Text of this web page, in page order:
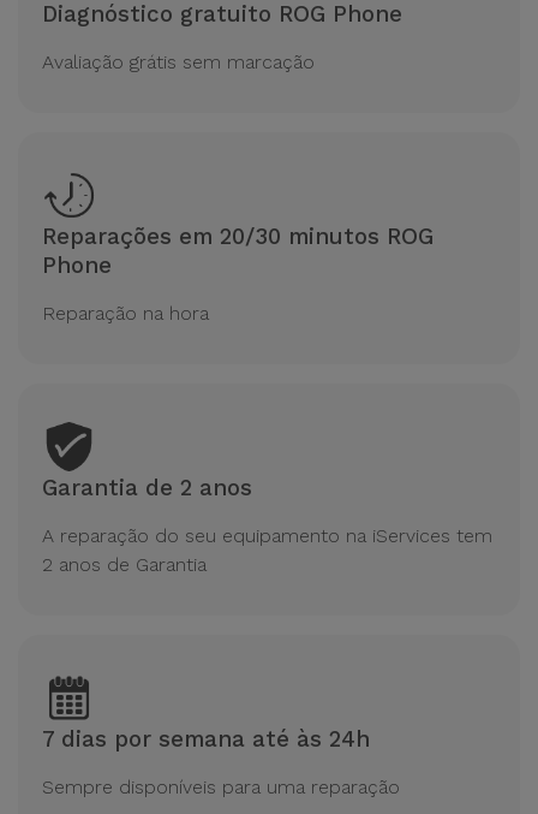
Diagnóstico gratuito ROG Phone
Avaliação grátis sem marcação
Reparações em 20/30 minutos ROG
Phone
Reparação na hora
Garantia de 2 anos
A reparação do seu equipamento na iServices tem
2 anos de Garantia
7 dias por semana até às 24h
Sempre disponíveis para uma reparação